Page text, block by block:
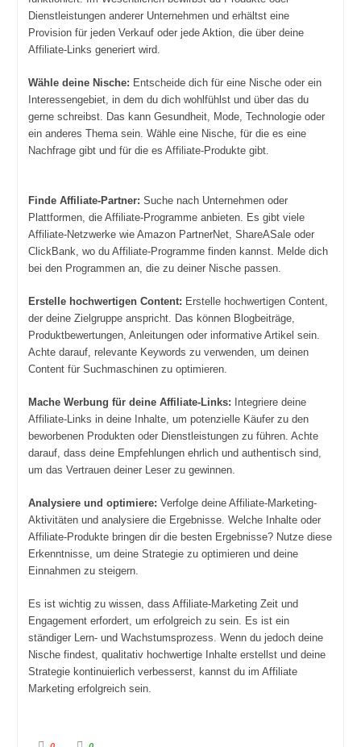
Dienstleistungen anderer Unternehmen und erhältst eine
Provision für jeden Verkauf oder jede Aktion, die über deine
Affiliate-Links generiert wird.
Wähle deine Nische: Entscheide dich für eine Nische oder ein
Interessengebiet, in dem du dich wohlfühlst und über das du
gerne schreibst. Das kann Gesundheit, Mode, Technologie oder
ein anderes Thema sein. Wähle eine Nische, für die es eine
Nachfrage gibt und für die es Affiliate-Produkte gibt.
Finde Affiliate-Partner: Suche nach Unternehmen oder
Plattformen, die Affiliate-Programme anbieten. Es gibt viele
Affiliate-Netzwerke wie Amazon PartnerNet, ShareASale oder
ClickBank, wo du Affiliate-Programme finden kannst. Melde dich
bei den Programmen an, die zu deiner Nische passen.
Erstelle hochwertigen Content: Erstelle hochwertigen Content,
der deine Zielgruppe anspricht. Das können Blogbeiträge,
Produktbewertungen, Anleitungen oder informative Artikel sein.
Achte darauf, relevante Keywords zu verwenden, um deinen
Content für Suchmaschinen zu optimieren.
Mache Werbung für deine Affiliate-Links: Integriere deine
Affiliate-Links in deine Inhalte, um potenzielle Käufer zu den
beworbenen Produkten oder Dienstleistungen zu führen. Achte
darauf, dass deine Empfehlungen ehrlich und authentisch sind,
um das Vertrauen deiner Leser zu gewinnen.
Analysiere und optimiere: Verfolge deine Affiliate-Marketing-
Aktivitäten und analysiere die Ergebnisse. Welche Inhalte oder
Affiliate-Produkte bringen dir die besten Ergebnisse? Nutze diese
Erkenntnisse, um deine Strategie zu optimieren und deine
Einnahmen zu steigern.
Es ist wichtig zu wissen, dass Affiliate-Marketing Zeit und
Engagement erfordert, um erfolgreich zu sein. Es ist ein
ständiger Lern- und Wachstumsprozess. Wenn du jedoch deine
Nische findest, qualitativ hochwertige Inhalte erstellst und deine
Strategie kontinuierlich verbesserst, kannst du im Affiliate
Marketing erfolgreich sein.